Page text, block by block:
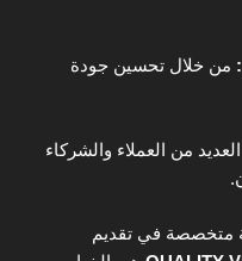
من خلال تحسين جودة
العديد من العملاء والشركاء
متخصصة في تقديم